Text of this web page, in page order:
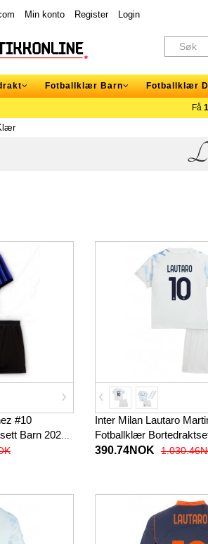
Min konto Register Login
Fotballklær Barn Fotballklær
Få
#10
Barn 2025-
Inter Milan Lautaro
Fotballklær
Kortermet (+ korte
390.74NOK